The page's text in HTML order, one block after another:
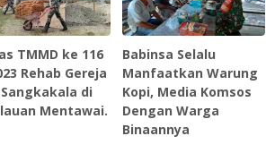
TMMD ke 116
Rehab Gereja
Sangkakala di
Mentawai.
Babinsa Selalu
Manfaatkan Warung
Kopi, Media Komsos
Dengan Warga
Binaannya